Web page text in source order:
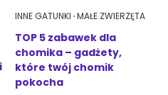
INNE GATUNKI MAŁE ZWIERZĘTA
TOP 5 zabawek dla
chomika – gadżety,
które twój chomik
pokocha